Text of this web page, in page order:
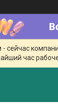
сейчас
час